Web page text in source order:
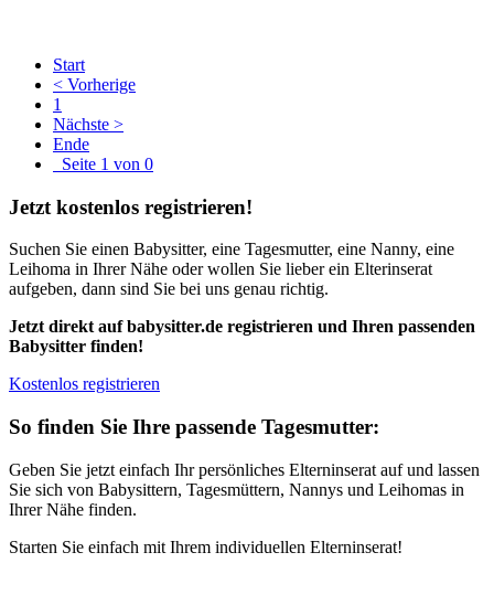
Start
< Vorherige
1
Nächste >
Ende
Seite 1 von 0
Jetzt kostenlos registrieren!
Suchen Sie einen Babysitter, eine Tagesmutter, eine Nanny, eine
Leihoma in Ihrer Nähe oder wollen Sie lieber ein Elterinserat
aufgeben, dann sind Sie bei uns genau richtig.
Jetzt direkt auf babysitter.de registrieren und Ihren passenden
Babysitter finden!
Kostenlos registrieren
So finden Sie Ihre passende Tagesmutter:
Geben Sie jetzt einfach Ihr persönliches Elterninserat auf und lassen
Sie sich von Babysittern, Tagesmüttern, Nannys und Leihomas in
Ihrer Nähe finden.
Starten Sie einfach mit Ihrem individuellen Elterninserat!